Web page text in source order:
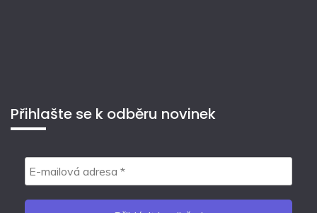
Přihlašte se k odběru novinek